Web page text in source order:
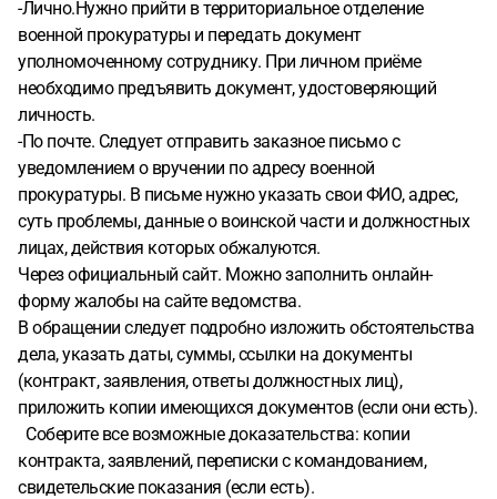
-Лично.Нужно прийти в территориальное отделение
военной прокуратуры и передать документ
уполномоченному сотруднику. При личном приёме
необходимо предъявить документ, удостоверяющий
личность.
-По почте. Следует отправить заказное письмо с
уведомлением о вручении по адресу военной
прокуратуры. В письме нужно указать свои ФИО, адрес,
суть проблемы, данные о воинской части и должностных
лицах, действия которых обжалуются.
Через официальный сайт. Можно заполнить онлайн-
форму жалобы на сайте ведомства.
В обращении следует подробно изложить обстоятельства
дела, указать даты, суммы, ссылки на документы
(контракт, заявления, ответы должностных лиц),
приложить копии имеющихся документов (если они есть).
Соберите все возможные доказательства: копии
контракта, заявлений, переписки с командованием,
свидетельские показания (если есть).